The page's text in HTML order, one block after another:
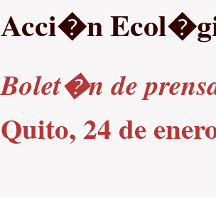
Acci�n
Bolet�n de
Quito, 24 de